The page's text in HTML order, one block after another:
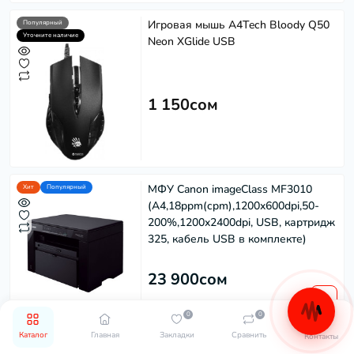
Каталог Главная Закладки
0
Сравнить
0
Контакты
Популярный
Уточните наличие
Игровая мышь A4Tech Bloody Q50
Neon XGlide USB
1 150сом
Хит Популярный
МФУ Canon imageClass MF3010
(A4,18ppm(cpm),1200x600dpi,50-
200%,1200x2400dpi, USB, картридж
325, кабель USB в комплекте)
23 900сом
Хит Принтер Canon i-SENSYS LBP6030B